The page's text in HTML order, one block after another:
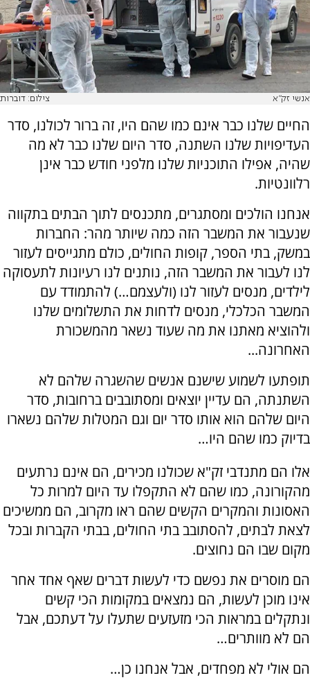
אנשי זק"א צילום: דוברות
החיים שלנו כבר אינם כמו שהם היו, זה ברור לכולנו, סדר
העדיפויות שלנו השתנה, סדר היום שלנו כבר לא מה
שהיה, אפילו התוכניות שלנו מלפני חודש כבר אינן
רלוונטיות.
אנחנו הולכים ומסתגרים, מתכנסים לתוך הבתים בתקווה
שנעבור את המשבר הזה כמה שיותר מהר: החברות
במשק, בתי הספר, קופות החולים, כולם מתגייסים לעזור
לנו לעבור את המשבר הזה, נותנים לנו רעיונות לתעסוקה
לילדים, מנסים לעזור לנו (ולעצמם…) להתמודד עם
המשבר הכלכלי, מנסים לדחות את התשלומים שלנו
ולהוציא מאתנו את מה שעוד נשאר מהמשכורת
האחרונה...
תופתעו לשמוע שישנם אנשים שהשגרה שלהם לא
השתנתה, הם עדיין יוצאים ומסתובבים ברחובות, סדר
היום שלהם הוא אותו סדר יום וגם המטלות שלהם נשארו
בדיוק כמו שהם היו…
אלו הם מתנדבי זק"א שכולנו מכירים, הם אינם נרתעים
מהקורונה, כמו שהם לא התקפלו עד היום למרות כל
האסונות והמקרים הקשים שהם ראו מקרוב, הם ממשיכים
לצאת לבתים, להסתובב בתי החולים, בבתי הקברות ובכל
מקום שבו הם נחוצים.
הם מוסרים את נפשם כדי לעשות דברים שאף אחד אחר
אינו מוכן לעשות, הם נמצאים במקומות הכי קשים
ונתקלים במראות הכי מזעזעים שתעלו על דעתכם, אבל
הם לא מוותרים…
הם אולי לא מפחדים, אבל אנחנו כן…